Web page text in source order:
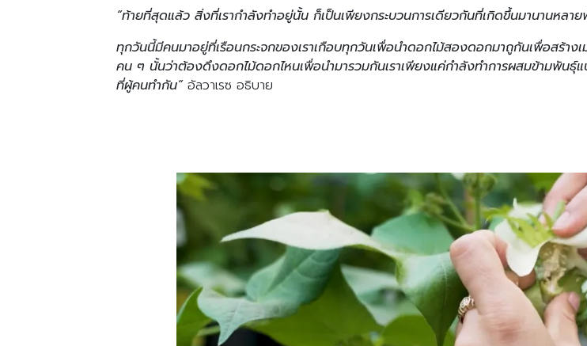
“ท้ายที่สุดแล้ว สิ่งที่เรากำลังทำอยู่นั้น ก็เป็นเพียงกระบวนการเดียวกันที่เกิดขึ้นมานานหลา
ทุกวันนี้มีคนมาอยู่ที่เรือนกระจกของเราเกือบทุกวันเพื่อนำดอกไม้สองดอกมาถูกันเพื่อสร้า
คน ๆ นั้นว่าต้องดึงดอกไม้ดอกไหนเพื่อนำมารวมกันเราเพียงแค่กำลังทำการผสมข้ามพันธุ์
ที่ผู้คนทำกัน” อัลวาเรซ อธิบาย